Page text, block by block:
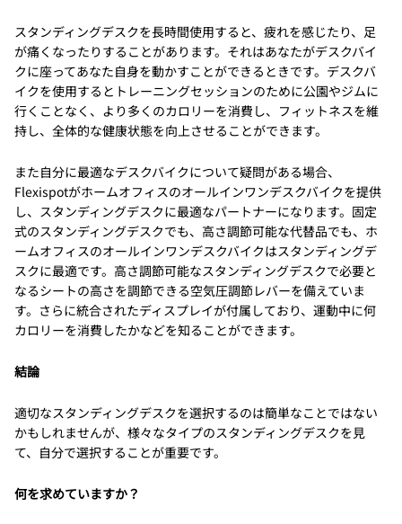
スタンディングデスクを長時間使用すると、疲れを感じたり、足
が痛くなったりすることがあります。それはあなたがデスクバイ
クに座ってあなた自身を動かすことができるときです。デスクバ
イクを使用するとトレーニングセッションのために公園やジムに
行くことなく、より多くのカロリーを消費し、フィットネスを維
持し、全体的な健康状態を向上させることができます。
また自分に最適なデスクバイクについて疑問がある場合、
Flexispotがホームオフィスのオールインワンデスクバイクを提供
し、スタンディングデスクに最適なパートナーになります。固定
式のスタンディングデスクでも、高さ調節可能な代替品でも、ホ
ームオフィスのオールインワンデスクバイクはスタンディングデ
スクに最適です。高さ調節可能なスタンディングデスクで必要と
なるシートの高さを調節できる空気圧調節レバーを備えていま
す。さらに統合されたディスプレイが付属しており、運動中に何
カロリーを消費したかなどを知ることができます。
結論
適切なスタンディングデスクを選択するのは簡単なことではない
かもしれませんが、様々なタイプのスタンディングデスクを見
て、自分で選択することが重要です。
何を求めていますか？